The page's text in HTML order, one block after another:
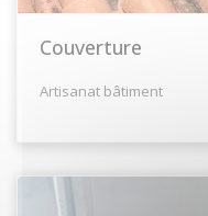
Couverture
Artisanat bâtiment